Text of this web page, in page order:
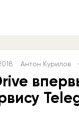
Антон Курилов